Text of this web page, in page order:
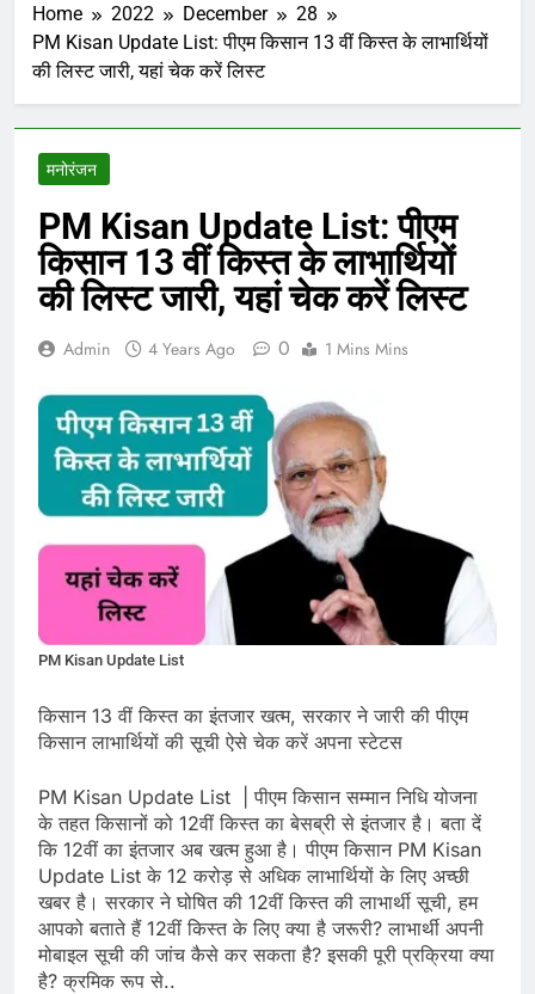
Home 2022 December
28
PM Kisan Update List: पीएम किसान 13 वीं किस्त के लाभार्थियों
की लिस्ट जारी, यहां चेक करें लिस्ट
मनोरंजन
PM Kisan Update List: पीएम
किसान 13 वीं किस्त के लाभार्थियों
की लिस्ट जारी, यहां चेक करें लिस्ट
Admin 4 Years Ago 0 1 Mins Mins
PM Kisan Update List
किसान 13 वीं किस्त का इंतजार खत्म, सरकार ने जारी की पीएम
किसान लाभार्थियों की सूची ऐसे चेक करें अपना स्टेटस
PM Kisan Update List | पीएम किसान सम्मान निधि योजना
के तहत किसानों को 12वीं किस्त का बेसब्री से इंतजार है। बता दें
कि 12वीं का इंतजार अब खत्म हुआ है। पीएम किसान PM Kisan
Update List के 12 करोड़ से अधिक लाभार्थियों के लिए अच्छी
खबर है। सरकार ने घोषित की 12वीं किस्त की लाभार्थी सूची, हम
आपको बताते हैं 12वीं किस्त के लिए क्या है जरूरी? लाभार्थी अपनी
मोबाइल सूची की जांच कैसे कर सकता है? इसकी पूरी प्रक्रिया क्या
है? क्रमिक रूप से..